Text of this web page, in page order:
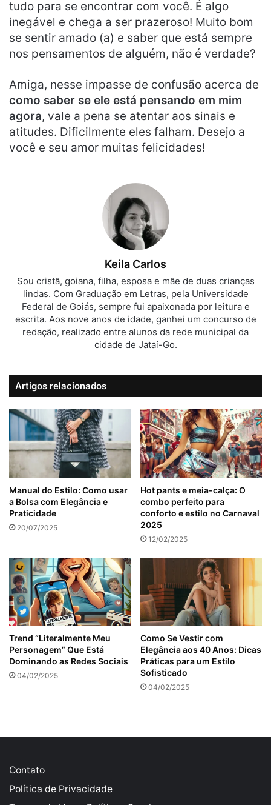
tudo para se encontrar com você. É algo
inegável e chega a ser prazeroso! Muito bom
se sentir amado (a) e saber que está sempre
nos pensamentos de alguém, não é verdade?
Amiga, nesse impasse de confusão acerca de
como saber se ele está pensando em mim
agora, vale a pena se atentar aos sinais e
atitudes. Dificilmente eles falham. Desejo a
você e seu amor muitas felicidades!
Keila Carlos
Sou cristã, goiana, filha, esposa e mãe de duas crianças
lindas. Com Graduação em Letras, pela Universidade
Federal de Goiás, sempre fui apaixonada por leitura e
escrita. Aos nove anos de idade, ganhei um concurso de
redação, realizado entre alunos da rede municipal da
cidade de Jataí-Go.
Artigos relacionados
Manual do Estilo: Como usar
a Bolsa com Elegância e
Praticidade
20/07/2025
Hot pants e meia-calça: O
combo perfeito para
conforto e estilo no Carnaval
2025
12/02/2025
Trend “Literalmente Meu
Personagem” Que Está
Dominando as Redes Sociais
04/02/2025
Como Se Vestir com
Elegância aos 40 Anos: Dicas
Práticas para um Estilo
Sofisticado
04/02/2025
Contato
Política de Privacidade